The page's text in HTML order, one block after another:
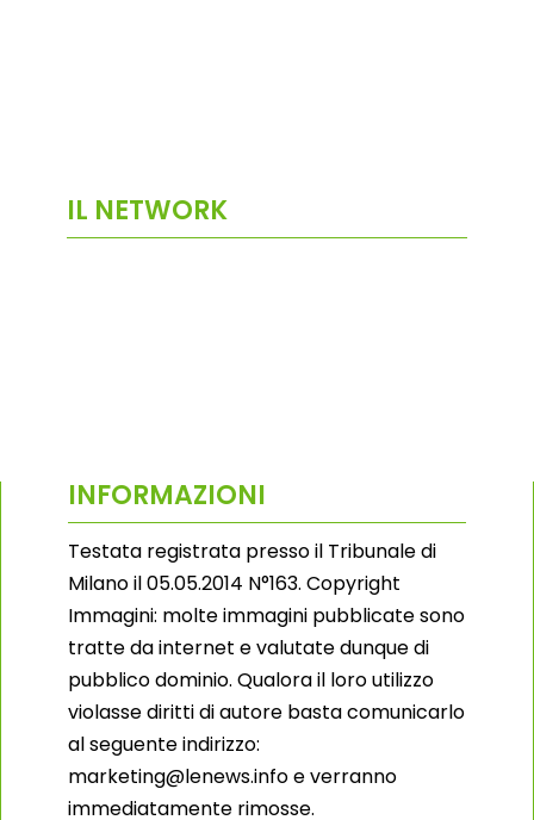
IL NETWORK
INFORMAZIONI
Testata registrata presso il Tribunale di
Milano il 05.05.2014 N°163. Copyright
Immagini: molte immagini pubblicate sono
tratte da internet e valutate dunque di
pubblico dominio. Qualora il loro utilizzo
violasse diritti di autore basta comunicarlo
al seguente indirizzo:
marketing@lenews.info e verranno
immediatamente rimosse.